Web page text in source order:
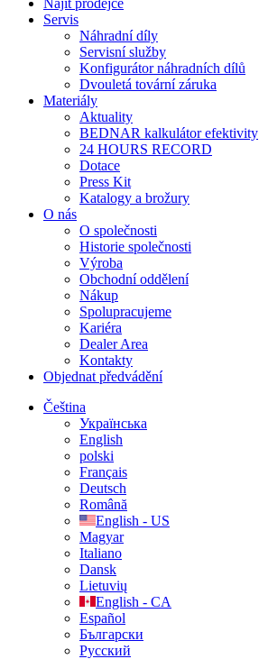
Najít prodejce
Servis
Náhradní díly
Servisní služby
Konfigurátor náhradních dílů
Dvouletá tovární záruka
Materiály
Aktuality
BEDNAR kalkulátor efektivity
24 HOURS RECORD
Dotace
Press Kit
Katalogy a brožury
O nás
O společnosti
Historie společnosti
Výroba
Obchodní oddělení
Nákup
Spolupracujeme
Kariéra
Dealer Area
Kontakty
Objednat předvádění
Čeština
Українська
English
polski
Français
Deutsch
Română
English - US
Magyar
Italiano
Dansk
Lietuvių
English - CA
Español
Български
Русский